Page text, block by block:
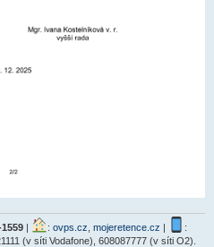
| : ovps.cz mojeretence.cz |
:
(v síti Vodafone), 608087777 (v síti O2).